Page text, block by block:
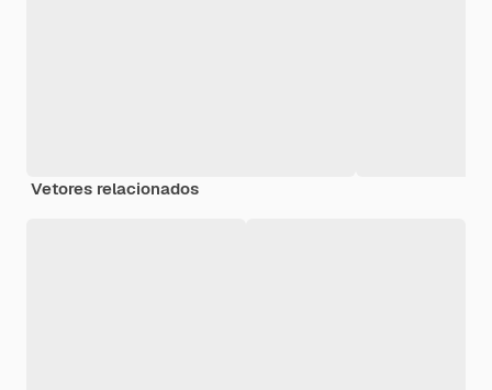
Vetores relacionados